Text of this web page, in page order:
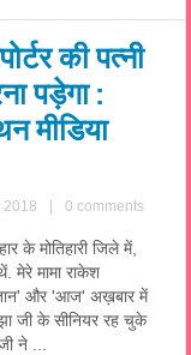
की पत्नी
पड़ेगा :
मीडिया
2018 0 comments
के मोतिहारी जिले में,
मेरे मामा राकेश
और 'आज' अख़बार में
जी के सीनियर रह चुके
ने ...